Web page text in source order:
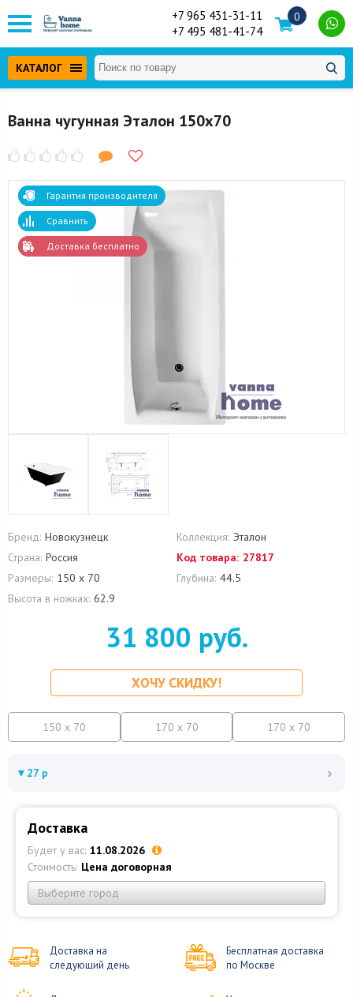
+7 965 431-31-11
+7 495 481-41-74
0
КАТАЛОГ
Ванна чугунная Эталон 150x70
Гарантия производителя
Сравнить
Доставка бесплатно
Бренд: Новокузнецк Коллекция: Эталон
Страна: Россия Код товара: 27817
Размеры: 150 х 70 Глубина: 44.5
Высота в ножках: 62.9
31 800 руб.
ХОЧУ СКИДКУ!
150 x 70 170 x 70 170 x 70
▼ 27 р ›
Доставка
Будет у вас: 11.08.2026
Стоимость: Цена договорная
Выберите город
Доставка на
следующий день
Бесплатная доставка
по Москве